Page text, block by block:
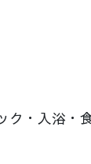
・入浴・